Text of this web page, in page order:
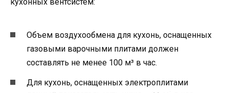
Объем воздухообмена для кухонь, оснащенных
газовыми варочными плитами должен
составлять не менее 100 м³ в час.
Для кухонь, оснащенных электроплитами